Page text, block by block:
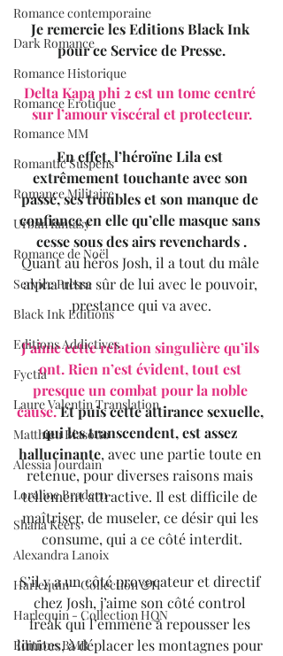
Romance contemporaine
Dark Romance
Romance Historique
Romance Erotique
Romance MM
Romantic Suspens
Romance Militaire
Urban fantasy
Romance de Noël
Service Presse
Black Ink Editions
Editions Addictives
Fyctia
Laure Valentin Translation
Matthieu Biasotto
Alessia Jourdain
Loraline Bradern
Shana Keers
Alexandra Lanoix
Harlequin - Collection &H
Harlequin - Collection HQN
Editions BMR
Je remercie les Editions Black Ink
pour ce Service de Presse.
Delta Kapa phi 2 est un tome centré
sur l’amour viscéral et protecteur.
En effet, l’héroïne Lila est
extrêmement touchante avec son
passé, ses troubles et son manque de
confiance en elle qu’elle masque sans
cesse sous des airs revenchards .
Quant au héros Josh, il a tout du mâle
alpha ultra sûr de lui avec le pouvoir,
prestance qui va avec.
J’aime cette relation singulière qu’ils
ont. Rien n’est évident, tout est
presque un combat pour la noble
cause. Et puis cette attirance sexuelle,
qui les transcendent, est assez
hallucinante, avec une partie toute en
retenue, pour diverses raisons mais
tellement attractive. Il est difficile de
maîtriser, de museler, ce désir qui les
consume, qui a ce côté interdit.
S’il y a un côté provocateur et directif
chez Josh, j’aime son côté control
freak qui l’emmène à repousser les
limites, à déplacer les montagnes pour